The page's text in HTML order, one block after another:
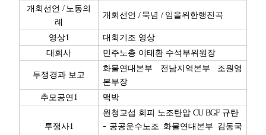
개회선언 / 노동의
례
개회선언 / 묵념/ 임을위한행진곡
영상1
대회기조 영상
대회사
민주노총 이태환 수석부위원장
투쟁경과 보고
화물연대본부 전남지역본부 조원영
본부장
추모공연 1 맥박
투쟁사1
원청교섭 회피 노조탄압 CU BGF 규탄
- 공공운수노조 화물연대본부 김동국